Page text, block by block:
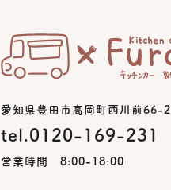
愛知県豊田市高岡町西川前66-2
tel.0120-169-231
営業時間 8:00-18:00